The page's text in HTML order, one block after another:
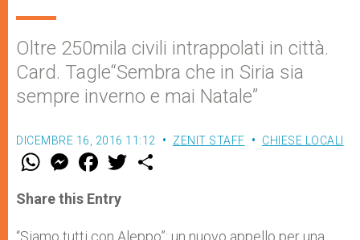
Oltre 250mila civili intrappolati in città.
Card. Tagle“Sembra che in Siria sia
sempre inverno e mai Natale”
DICEMBRE 16, 2016 11:12 ZENIT STAFF CHIESE LOCALI
W
t
s
p
M
e
s
e
g
F
a
e
b
o
w
r
Share this Entry
“Siamo tutti con Aleppo”: un nuovo appello per una